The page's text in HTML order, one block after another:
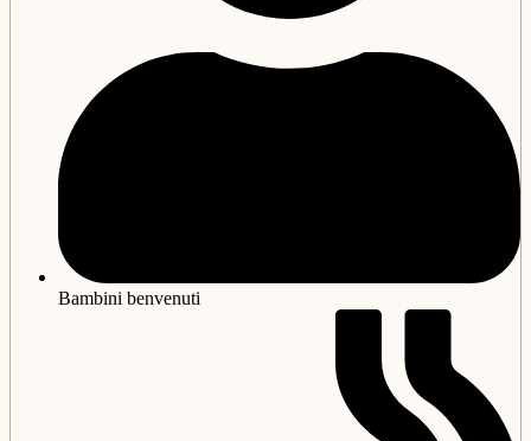
Bambini benvenuti